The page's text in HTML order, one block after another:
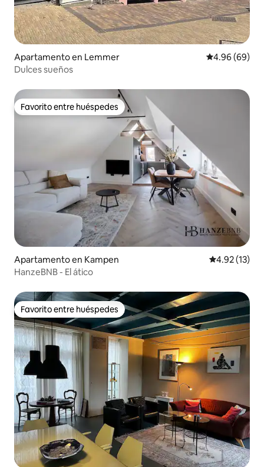
Apartamento en Lemmer Calificación
4.96 (69)
Dulces sueños
Favorito entre huéspedes
Favorito entre huéspedes
Apartamento en Kampen Calificación
4.92 (13)
HanzeBNB - El ático
Favorito entre huéspedes
Favorito entre huéspedes